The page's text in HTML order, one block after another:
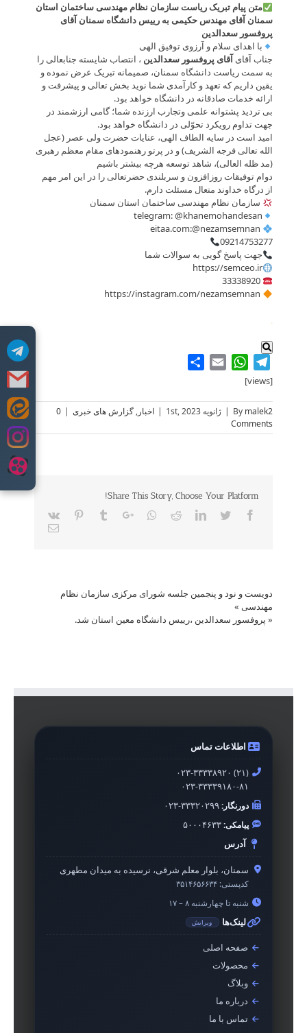
Skip
متن پیام تبریک ریاست سازمان نظام مهندسی ساختمان استان
سمنان آقای مهندس حکیمی به رییس دانشگاه سمنان آقای
پروفسور سعدالدین
با اهدای سلام و آرزوی توفیق الهی
جناب آقای آقای پروفسور سعدالدین ، انتصاب شایسته جنابعالی را
به سمت ریاست دانشگاه سمنان، صمیمانه تبریک عرض نموده و
یقین داریم که تعهد و کارآمدی شما نوید بخش تعالی و پیشرفت و
ارائه خدمات صادقانه در دانشگاه خواهد بود.
بی تردید پشتوانه علمی وتجارب ارزنده شما؛ گامی ارزشمند در
جهت تداوم رویکرد تحوّلی در دانشگاه خواهد بود.
امید است در سایه الطاف الهی، عنایات حضرت ولی عصر (عجل
الله تعالی فرجه الشریف) و در پرتو رهنمود‌های مقام معظم رهبری
(مد ظله العالی)، شاهد توسعه هرچه بیشتر باشیم
دوام توفیقات روزافزون و سربلندی حضرتعالی را در این امر مهم
از درگاه خداوند متعال مسئلت دارم.
سازمان نظام مهندسی ساختمان استان سمنان
telegram: @khanemohandesan
09214753277
جهت پاسخ گویی به سوالات شما
https://semceo.ir
.
Telegram
WhatsApp
Email
[views]
By malek2
| ژانویه 1st, 2023 | اخبار, گزارش های خبری |
0
Comments
Share This Story, Choose Your Platform!
Facebook
Twitter
LinkedIn
Reddit
Whatsapp
Google+
Tumblr
Pinterest
Vk
Email
دویست و نود و پنجمین جلسه شورای مرکزی سازمان نظام
مهندسی »
« پروفسور سعدالدین ،رییس دانشگاه معین استان شد.
اطلاعات تماس
۰۲۳-۳۳۳۳۸۹۲۰ (۲۱)
۰۲۳-۳۳۳۳۹۱۸۰-۸۱
دورنگار:۰۲۳-۳۳۳۲۰۲۹۹
پیامکی:۵۰۰۰۴۶۳۳
آدرس
سمنان، بلوار معلم شرقی، نرسیده به میدان مطهری
کدپستی: ۳۵۱۴۶۵۶۶۳۴
شنبه تا چهارشنبه ۸ – ۱۷
لینک‌ها ویرایش
صفحه اصلی
محصولات
وبلاگ
درباره ما
تماس با ما